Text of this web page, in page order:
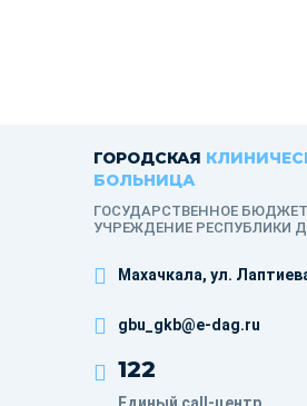
ГОРОДСКАЯ
БОЛЬНИЦА
ГОСУДАРСТВЕННОЕ
УЧРЕЖДЕНИЕ РЕСПУБЛИКИ
Махачкала, ​ул.
gbu_gkb@e-dag.ru
122